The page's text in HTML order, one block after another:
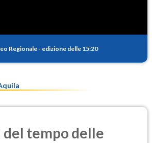
Regionale - edizione delle 15:20
tempo delle